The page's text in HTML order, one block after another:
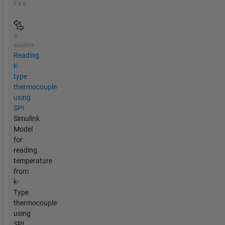
il y a
A
soumis
Reading
k-
type
thermocouple
using
SPI
Simulink
Model
for
reading
temperature
from
k-
Type
thermocouple
using